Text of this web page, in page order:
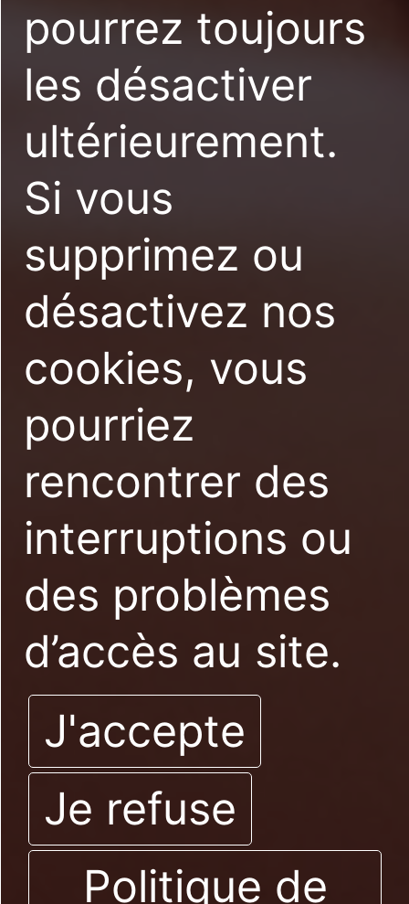
pourrez toujours
les désactiver
ultérieurement.
Si vous
supprimez ou
désactivez nos
cookies, vous
pourriez
rencontrer des
interruptions ou
des problèmes
d’accès au site.
J'accepte
Je refuse
Politique de